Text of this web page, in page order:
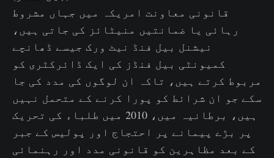
قانونی معاونت امریکہ میں جہاں مشروط
رہائی یا ضمانتیں منیٹائز کی جاتی ہیں،
نیشنل بیل فنڈ نیٹ ورک جیسے ڈھانچے
کمیونٹی بیل فنڈز کی ایک ڈائرکٹری کو
مربوط کرتے ہیں، تاکہ ان لوگوں کی مدد کی جا
سکے جو ان شرائط کو پورا کرنے کے متحمل نہیں
ہیں، برطانیہ میں، 2010 میں طلباء کی تحریک
پر بڑے پیمانے پر احتجاج اور پولیس کے جبر
کے بعد مظاہرین کو قانونی مدد اور رہنمائی